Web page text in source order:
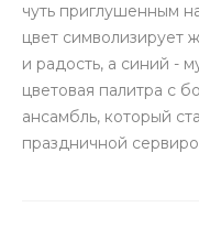
чуть приглушенным
цвет символизирует
и радость, а синий -
цветовая палитра с
ансамбль, который
праздничной